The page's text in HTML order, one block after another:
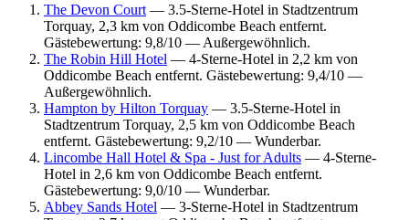
The Devon Court — 3.5-Sterne-Hotel in Stadtzentrum
Torquay, 2,3 km von Oddicombe Beach entfernt.
Gästebewertung: 9,8/10 — Außergewöhnlich.
The Robin Hill Hotel — 4-Sterne-Hotel in 2,2 km von
Oddicombe Beach entfernt. Gästebewertung: 9,4/10 —
Außergewöhnlich.
Hampton by Hilton Torquay — 3.5-Sterne-Hotel in
Stadtzentrum Torquay, 2,5 km von Oddicombe Beach
entfernt. Gästebewertung: 9,2/10 — Wunderbar.
Lincombe Hall Hotel & Spa - Just for Adults — 4-Sterne-
Hotel in 2,6 km von Oddicombe Beach entfernt.
Gästebewertung: 9,0/10 — Wunderbar.
Abbey Sands Hotel — 3-Sterne-Hotel in Stadtzentrum